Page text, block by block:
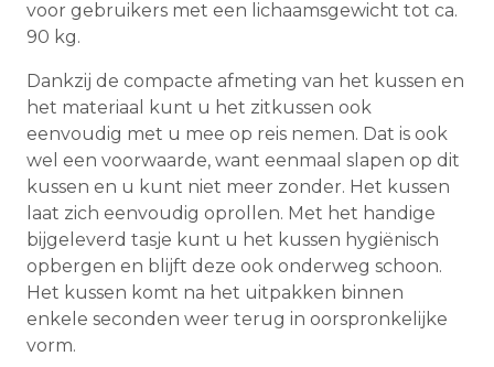
voor gebruikers met een lichaamsgewicht tot ca.
90 kg.
Dankzij de compacte afmeting van het kussen en
het materiaal kunt u het zitkussen ook
eenvoudig met u mee op reis nemen. Dat is ook
wel een voorwaarde, want eenmaal slapen op dit
kussen en u kunt niet meer zonder. Het kussen
laat zich eenvoudig oprollen. Met het handige
bijgeleverd tasje kunt u het kussen hygiënisch
opbergen en blijft deze ook onderweg schoon.
Het kussen komt na het uitpakken binnen
enkele seconden weer terug in oorspronkelijke
vorm.